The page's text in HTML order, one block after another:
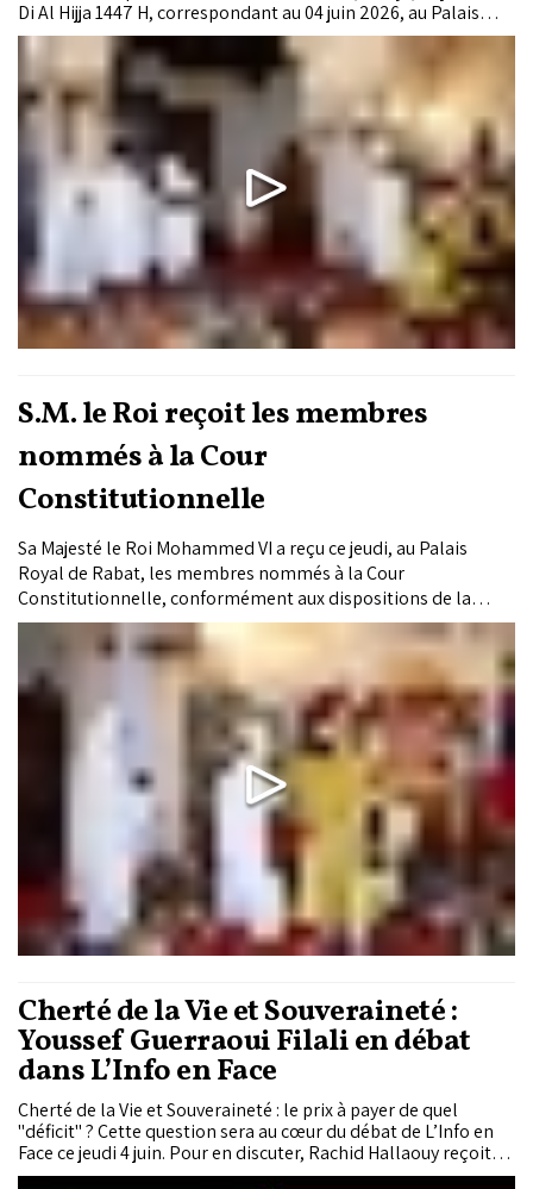
Di Al Hijja 1447 H, correspondant au 04 juin 2026, au Palais
Royal de Rabat, les membres que Sa Majesté a bien voulu
nommer au sein de ce Conseil et ce, conformément aux
dispositions de la Constitution et de la loi...
S.M. le Roi reçoit les membres
nommés à la Cour
Constitutionnelle
Sa Majesté le Roi Mohammed VI a reçu ce jeudi, au Palais
Royal de Rabat, les membres nommés à la Cour
Constitutionnelle, conformément aux dispositions de la
Constitution et de la loi organique de cette Cour, et
particulièrement les dispositions relatives au
renouvellement du tiers de ses membres.
Cherté de la Vie et Souveraineté :
Youssef Guerraoui Filali en débat
dans L’Info en Face
Cherté de la Vie et Souveraineté : le prix à payer de quel
"déficit" ? Cette question sera au cœur du débat de L’Info en
Face ce jeudi 4 juin. Pour en discuter, Rachid Hallaouy reçoit
Youssef Guerraoui Filali, Président du CMGM et analyste